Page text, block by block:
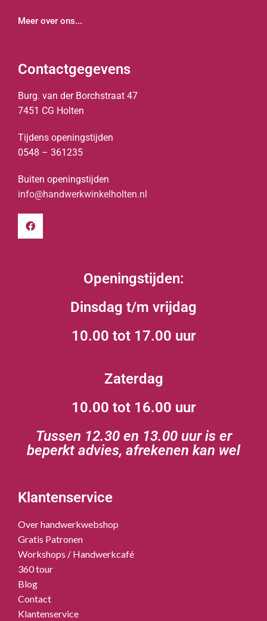
Meer over ons...
Contactgegevens
Burg. van der Borchstraat 47
7451 CG Holten
Tijdens openingstijden
0548 – 361235
Buiten openingstijden
info@handwerkwinkelholten.nl
Openingstijden:
Dinsdag t/m vrijdag
10.00 tot 17.00 uur
Zaterdag
10.00 tot 16.00 uur
Tussen 12.30 en 13.00 uur is er
beperkt advies, afrekenen kan wel
Klantenservice
Over handwerkwebshop
Gratis Patronen
Workshops / Handwerkcafé
360 tour
Blog
Contact
Klantenservice